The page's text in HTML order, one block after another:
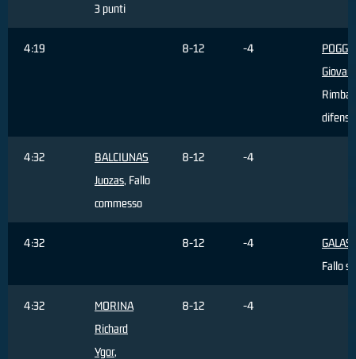
3 punti
4:19 8-12 -4
POGGI
4:32
BALCIUNAS
Juozas, Fallo
commesso
8-12 -4
4:32 8-12 -4
Fallo
4:32
MORINA
Richard
Ygor,
8-12 -4